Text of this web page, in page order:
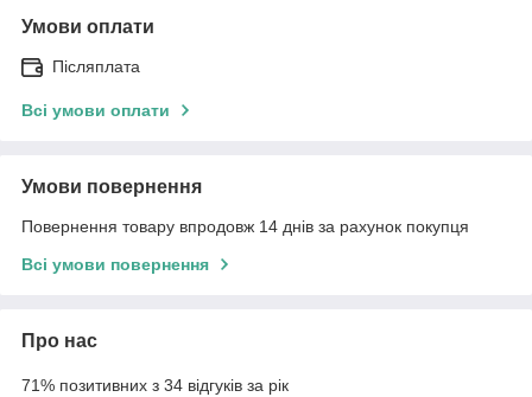
Умови оплати
Післяплата
Всі умови оплати
Умови повернення
Повернення товару впродовж 14 днів за рахунок покупця
Всі умови повернення
Про нас
71% позитивних з 34 відгуків за рік